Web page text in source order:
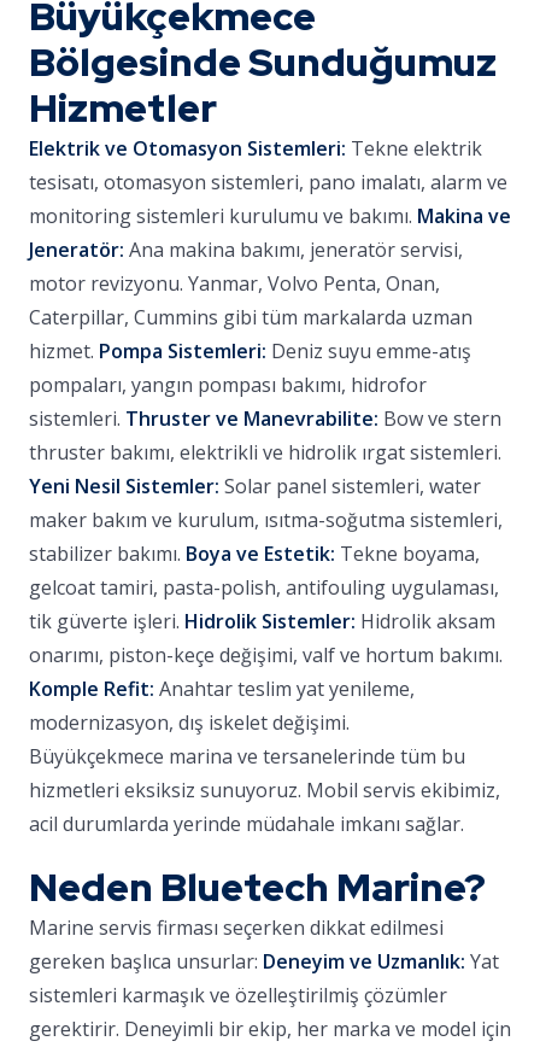
Büyükçekmece
Bölgesinde Sunduğumuz
Hizmetler
Elektrik ve Otomasyon Sistemleri: Tekne elektrik
tesisatı, otomasyon sistemleri, pano imalatı, alarm ve
monitoring sistemleri kurulumu ve bakımı. Makina ve
Jeneratör: Ana makina bakımı, jeneratör servisi,
motor revizyonu. Yanmar, Volvo Penta, Onan,
Caterpillar, Cummins gibi tüm markalarda uzman
hizmet. Pompa Sistemleri: Deniz suyu emme-atış
pompaları, yangın pompası bakımı, hidrofor
sistemleri. Thruster ve Manevrabilite: Bow ve stern
thruster bakımı, elektrikli ve hidrolik ırgat sistemleri.
Yeni Nesil Sistemler: Solar panel sistemleri, water
maker bakım ve kurulum, ısıtma-soğutma sistemleri,
stabilizer bakımı. Boya ve Estetik: Tekne boyama,
gelcoat tamiri, pasta-polish, antifouling uygulaması,
tik güverte işleri. Hidrolik Sistemler: Hidrolik aksam
onarımı, piston-keçe değişimi, valf ve hortum bakımı.
Komple Refit: Anahtar teslim yat yenileme,
modernizasyon, dış iskelet değişimi.
Büyükçekmece marina ve tersanelerinde tüm bu
hizmetleri eksiksiz sunuyoruz. Mobil servis ekibimiz,
acil durumlarda yerinde müdahale imkanı sağlar.
Neden Bluetech Marine?
Marine servis firması seçerken dikkat edilmesi
gereken başlıca unsurlar: Deneyim ve Uzmanlık: Yat
sistemleri karmaşık ve özelleştirilmiş çözümler
gerektirir. Deneyimli bir ekip, her marka ve model için